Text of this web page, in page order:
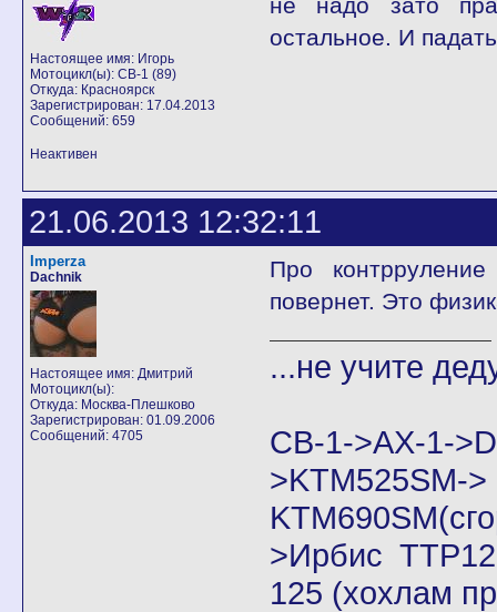
Настоящее имя: Игорь
Мотоцикл(ы): CB-1 (89)
Откуда: Красноярск
Зарегистрирован: 17.04.2013
Сообщений: 659
остальное. И
Неактивен
21.06.2013 12:32:11
Imperza
Dachnik
Настоящее имя: Дмитрий
Мотоцикл(ы):
Откуда: Москва-Плешково
Зарегистрирован: 01.09.2006
Сообщений: 4705
Про
повернет. Это
...не учите
CB-1->AX-
>KTM525SM->
>Ирбис
125 (хохлам